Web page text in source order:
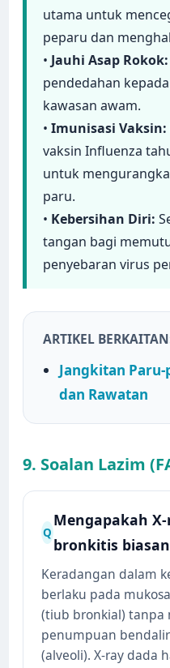
utama untuk
peparu dan
• Jauhi Asap Rokok:
pendedahan
kawasan awam.
•Imunisasi Vaksin:
vaksin Influenza
untuk
paru.
• Kebersihan Diri:
tangan bagi
penyebaran virus
ARTIKEL
Jangkitan
dan Rawatan
9. Soalan Lazim
Q
Mengapakah
bronkitis
Keradangan dalam
berlaku pada
(tiub bronkial)
penumpuan
(alveoli). X-ray dada